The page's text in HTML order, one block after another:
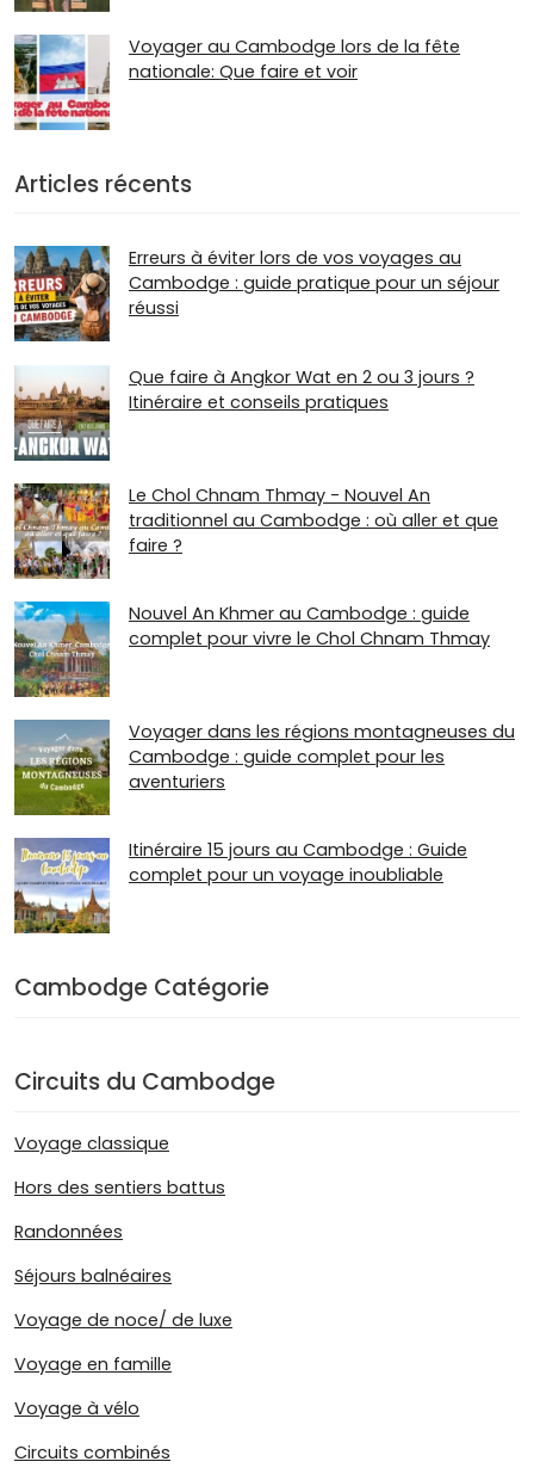
Voyager au Cambodge lors de la fête
nationale: Que faire et voir
Articles récents
Erreurs à éviter lors de vos voyages au
Cambodge : guide pratique pour un séjour
réussi
Que faire à Angkor Wat en 2 ou 3 jours ?
Itinéraire et conseils pratiques
Le Chol Chnam Thmay - Nouvel An
traditionnel au Cambodge : où aller et que
faire ?
Nouvel An Khmer au Cambodge : guide
complet pour vivre le Chol Chnam Thmay
Voyager dans les régions montagneuses du
Cambodge : guide complet pour les
aventuriers
Itinéraire 15 jours au Cambodge : Guide
complet pour un voyage inoubliable
Cambodge Catégorie
Circuits du Cambodge
Voyage classique
Hors des sentiers battus
Randonnées
Séjours balnéaires
Voyage de noce/ de luxe
Voyage en famille
Voyage à vélo
Circuits combinés